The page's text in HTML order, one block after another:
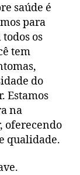
saúde é
para
os
tem
do
Estamos
na
oferecendo
qualidade.